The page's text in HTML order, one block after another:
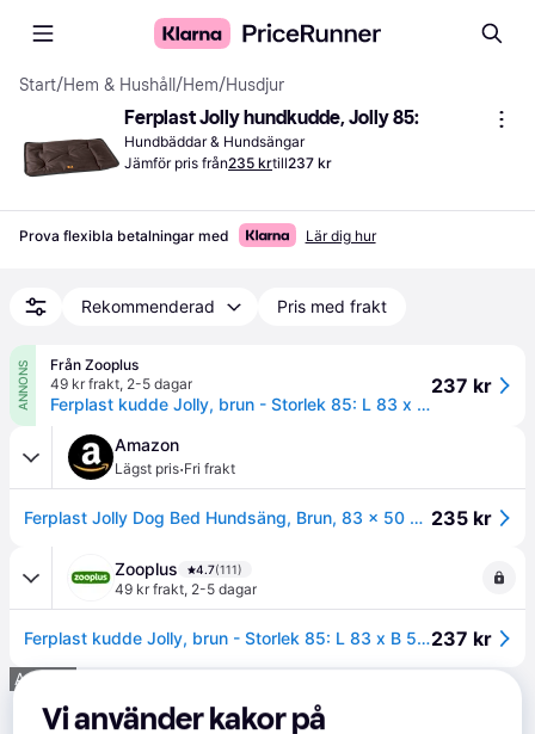
Start/Hem & Hushåll /Hem/Husdjur
Ferplast Jolly hundkudde, Jolly 85:
Hundbäddar & Hundsängar
Jämför pris från235 krtill237 kr
Prova flexibla betalningar med Lär dig hur
Rekommenderad Pris med frakt
ANNONS
Från Zooplus
49 kr frakt, 2-5 dagar
Ferplast kudde Jolly, brun - Storlek 85: L 83 x B 50 x H 3 cm - Brun
237 kr
Amazon
Lägst pris·Fri frakt
Ferplast Jolly Dog Bed Hundsäng, Brun, 83 x 50 x 5 cm 235 kr
Zooplus 4.7(111)
49 kr frakt, 2-5 dagar
Ferplast kudde Jolly, brun - Storlek 85: L 83 x B 50 x H 3 cm - Brun237 kr
Annons
Vi använder kakor på